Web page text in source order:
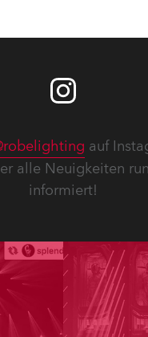
auf
alle Neuigkeiten
informiert!